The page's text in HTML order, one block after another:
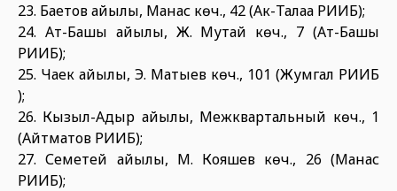
23. Баетов айылы, Манас көч., 42 (Ак-Талаа РИИБ);
24. Ат-Башы айылы, Ж. Мутай көч., 7 (Ат-Башы
РИИБ);
25. Чаек айылы, Э. Матыев көч., 101 (Жумгал РИИБ
);
26. Кызыл-Адыр айылы, Межквартальный көч., 1
(Айтматов РИИБ);
27. Семетей айылы, М. Кояшев көч., 26 (Манас
РИИБ);